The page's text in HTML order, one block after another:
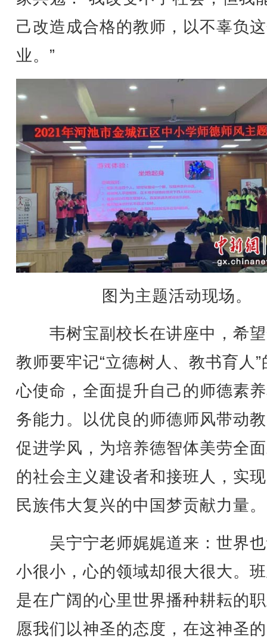
己改造成合格的教师，以不辜负
业。”
图为主题活动现场。
韦树宝副校长在讲座中，希
教师要牢记“立德树人、教书育人”
心使命，全面提升自己的师德素
务能力。以优良的师德师风带动
促进学风，为培养德智体美劳全
的社会主义建设者和接班人，实
民族伟大复兴的中国梦贡献力量。
吴宁宁老师娓娓道来：世界
小很小，心的领域却很大很大。
是在广阔的心里世界播种耕耘的
愿我们以神圣的态度，在这神圣